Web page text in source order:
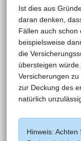
Ist dies aus
daran denken,
Fällen auch schon
beispielsweise
die
übersteigen
Versicherungen
zur Deckung des
natürlich
Hinweis: